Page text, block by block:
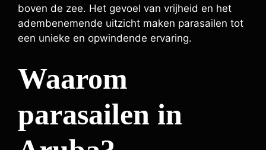
boven de zee. Het gevoel van vrijheid en het
adembenemende uitzicht maken parasailen tot
een unieke en opwindende ervaring.
Waarom
parasailen in